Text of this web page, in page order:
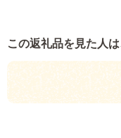
この返礼品を見た人